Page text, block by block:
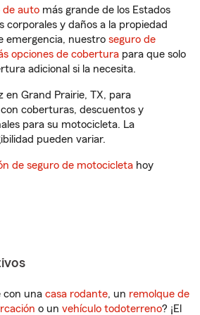
de auto más grande de los Estados
corporales y daños a la propiedad
emergencia, nuestro seguro de
opciones de cobertura para que solo
adicional si la necesita.
en Grand Prairie, TX, para
coberturas, descuentos y
para su motocicleta. La
pueden variar.
de seguro de motocicleta hoy
con una casa rodante, un remolque de
o un vehículo todoterreno? ¡El